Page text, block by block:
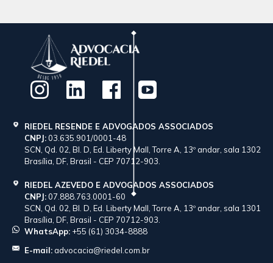
RIEDEL RESENDE E ADVOGADOS ASSOCIADOS
CNPJ:03.635.901/0001-48
SCN, Qd. 02, Bl. D, Ed. Liberty Mall, Torre A, 13º andar, sala 1302
Brasília, DF, Brasil - CEP 70712-903.
RIEDEL AZEVEDO E ADVOGADOS ASSOCIADOS
CNPJ:07.888.763.0001-60
SCN, Qd. 02, Bl. D, Ed. Liberty Mall, Torre A, 13º andar, sala 1301
Brasília, DF, Brasil - CEP 70712-903.
WhatsApp: +55 (61) 3034-8888
E-mail:advocacia@riedel.com.br